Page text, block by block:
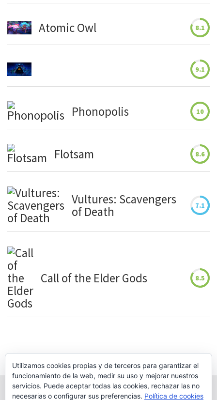
Atomic Owl 8.1
9.1
Phonopolis 10
Flotsam 8.6
Vultures: Scavengers
of Death
7.1
Call of the Elder Gods 8.5
Utilizamos cookies propias y de terceros para garantizar el
funcionamiento de la web, medir su uso y mejorar nuestros
servicios. Puede aceptar todas las cookies, rechazar las no
necesarias o configurar sus preferencias. Política de cookies